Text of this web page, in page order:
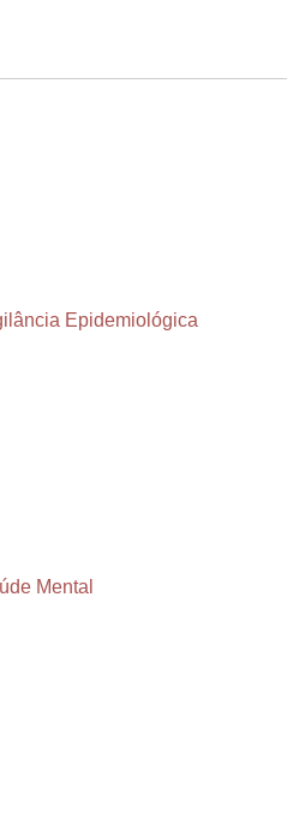
Epidemiológica
Mental